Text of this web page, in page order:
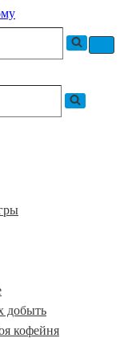
Меню
добыть
кофейня